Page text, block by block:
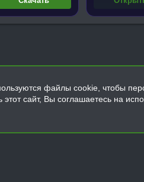
файлы cookie, чтобы
этот сайт, Вы соглашаетесь на